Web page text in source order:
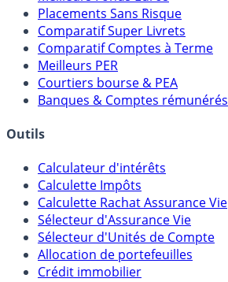
Placements Sans Risque
Comparatif Super Livrets
Comparatif Comptes à Terme
Meilleurs PER
Courtiers bourse & PEA
Banques & Comptes rémunérés
Outils
Calculateur d'intérêts
Calculette Impôts
Calculette Rachat Assurance Vie
Sélecteur d'Assurance Vie
Sélecteur d'Unités de Compte
Allocation de portefeuilles
Crédit immobilier